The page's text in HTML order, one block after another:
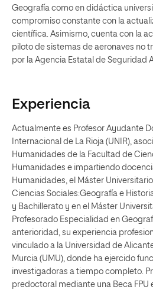
Geografía como en didáctica
compromiso constante con la
científica. Asimismo, cuenta con la
piloto de sistemas de aeronaves no
por la Agencia Estatal de Seguridad
Experiencia
Actualmente es Profesor Ayudante
Internacional de La Rioja (UNIR),
Humanidades de la Facultad de
Humanidades e impartiendo
Humanidades, el Máster
Ciencias Sociales:Geografía e
y Bachillerato y en el Máster
Profesorado Especialidad en
anterioridad, su experiencia
vinculado a la Universidad de
Murcia (UMU), donde ha ejercido
investigadoras a tiempo completo.
predoctoral mediante una Beca FPU